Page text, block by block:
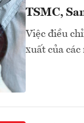
TSMC,
Việc điều
xuất của